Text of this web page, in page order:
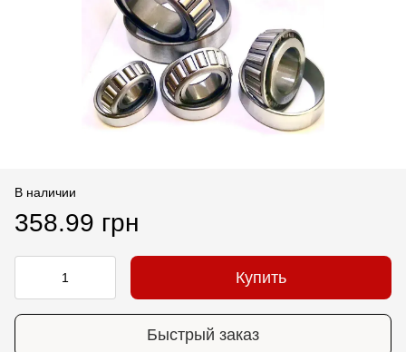
В наличии
358.99 грн
Купить
Быстрый заказ